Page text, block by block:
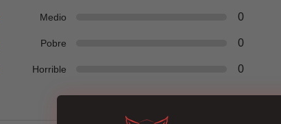
Medio 0
Pobre 0
Horrible 0